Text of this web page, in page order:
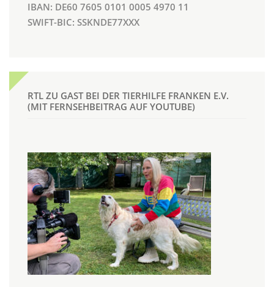
IBAN: DE60 7605 0101 0005 4970 11
SWIFT-BIC: SSKNDE77XXX
RTL ZU GAST BEI DER TIERHILFE FRANKEN E.V.
(MIT FERNSEHBEITRAG AUF YOUTUBE)